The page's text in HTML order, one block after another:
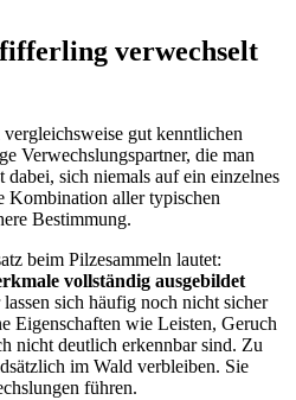
verwechselt
gut kenntlichen
Verwechslungspartner, die man
dabei, sich niemals auf ein einzelnes
Kombination aller typischen
Bestimmung.
beim Pilzesammeln lautet:
vollständig ausgebildet
sich häufig noch nicht sicher
Eigenschaften wie Leisten, Geruch
nicht deutlich erkennbar sind. Zu
im Wald verbleiben. Sie
führen.